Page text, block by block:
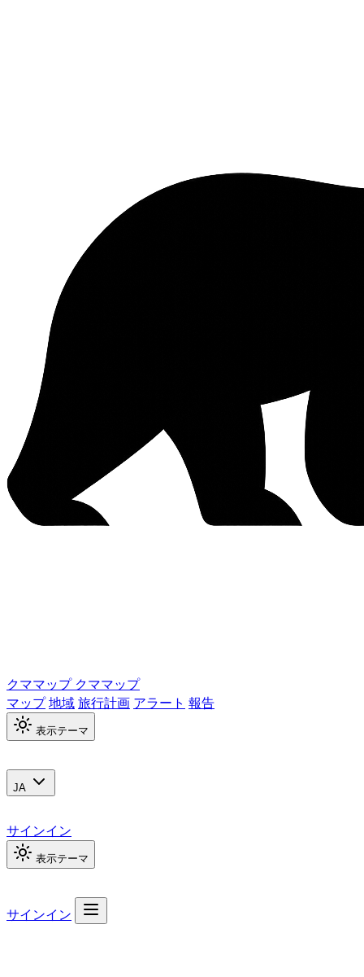
クママップ クママップ
マップ地域旅行計画 アラート 報告
表示テーマ
JA
サインイン
表示テーマ
サインイン